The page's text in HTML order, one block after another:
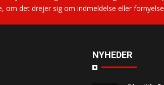
om det drejer sig om indmeldelse eller
NYHEDER